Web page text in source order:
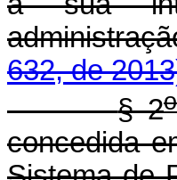
632, de
§ 2o
concedida